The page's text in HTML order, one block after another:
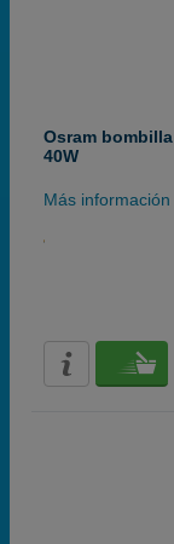
Osram
40W
Más información